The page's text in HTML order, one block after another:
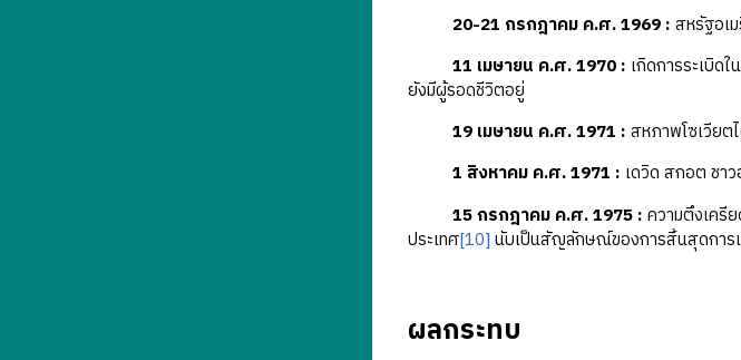
20-21 กรกฎาคม ค.ศ. 1969 : สหรัฐอเ
11 เมษายน ค.ศ. 1970 : เกิดการระเบิด
ยังมีผู้รอดชีวิตอยู่
19 เมษายน ค.ศ. 1971 : สหภาพโซเวียต
1 สิงหาคม ค.ศ. 1971 : เดวิด สกอต ชา
15 กรกฎาคม ค.ศ. 1975 : ความตึงเครี
ประเทศ[10] นับเป็นสัญลักษณ์ของการสิ้นสุดการ
ผลกระทบ